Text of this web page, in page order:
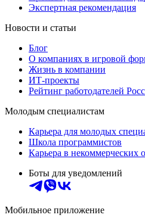
Экспертная рекомендация
Новости и статьи
Блог
О компаниях в игровой
Жизнь в компании
ИТ-проекты
Рейтинг работодателей
Молодым специалистам
Карьера для молодых
Школа программистов
Карьера в некоммерческих
Боты для уведомлений
Мобильное приложение